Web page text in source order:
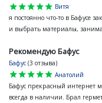
star
star
star
star
star
Витя
я постоянно что-то в Бафусе
и выбрать материалы,
Рекомендую Бафус
Бафус (3 отзыва)
star
star
star
star
star
Анатолий
Бафус прекрасный интернет
всегда в наличии. Брал